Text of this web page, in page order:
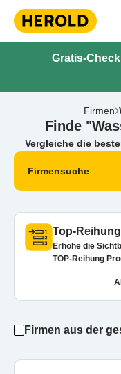
Gratis-
Firmen
Finde
Vergleiche die
Firmensuche
Top-
Erhöhe die
TOP-Reihung
Firmen aus der